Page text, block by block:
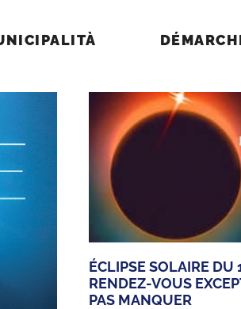
ÉCLIPSE SOLAIRE DU
RENDEZ-VOUS
PAS MANQUER